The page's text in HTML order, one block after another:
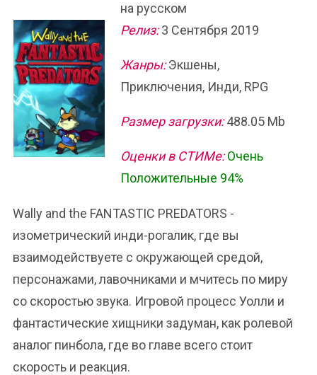
на русском
Релиз:3 Сентября 2019
Жанры:Экшены,
Приключения, Инди, RPG
Размер загрузки:488.05 Mb
Оценки в СТИМе: Очень
Положительные 94%
Wally and the FANTASTIC PREDATORS -
изометрический инди-рогалик, где вы
взаимодействуете с окружающей средой,
персонажами, лавочниками и мчитесь по миру
со скоростью звука. Игровой процесс Уолли и
фантастические хищники задуман, как ролевой
аналог пинбола, где во главе всего стоит
скорость и реакция.